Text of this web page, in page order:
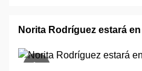
Norita Rodríguez estará